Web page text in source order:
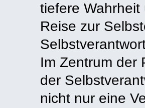
tiefere
Reise zur
Im Zentrum der
der
nicht nur eine